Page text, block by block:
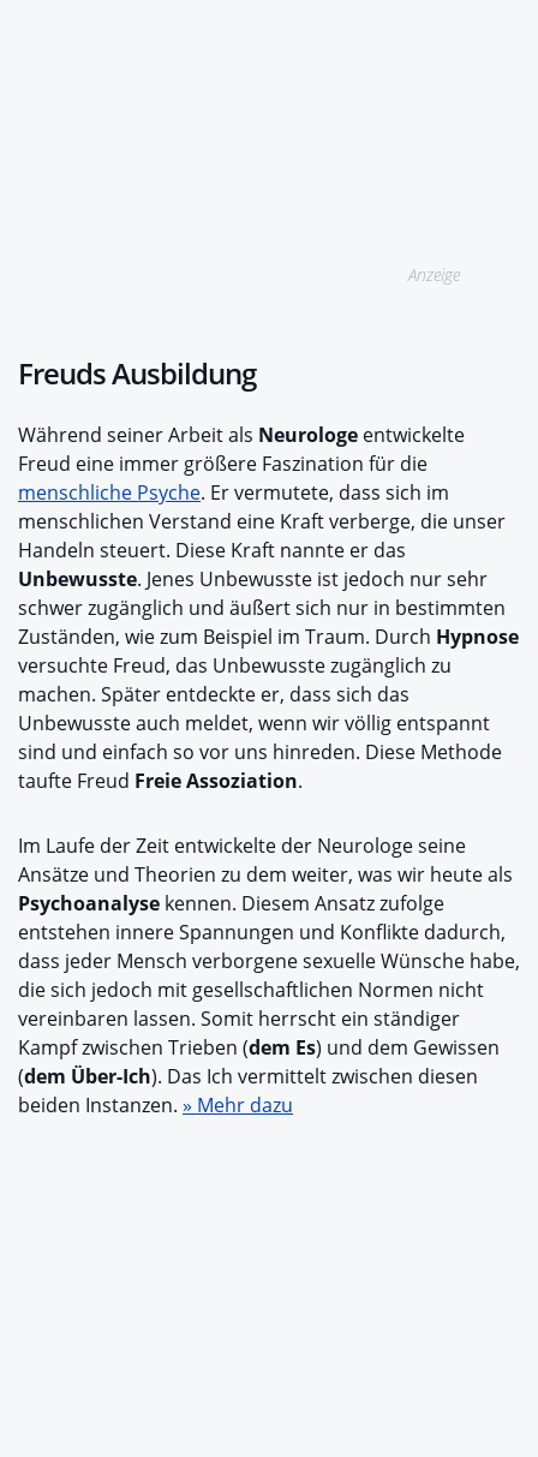
Anzeige
Freuds Ausbildung
Während seiner Arbeit als Neurologe entwickelte
Freud eine immer größere Faszination für die
menschliche Psyche. Er vermutete, dass sich im
menschlichen Verstand eine Kraft verberge, die unser
Handeln steuert. Diese Kraft nannte er das
Unbewusste. Jenes Unbewusste ist jedoch nur sehr
schwer zugänglich und äußert sich nur in bestimmten
Zuständen, wie zum Beispiel im Traum. Durch Hypnose
versuchte Freud, das Unbewusste zugänglich zu
machen. Später entdeckte er, dass sich das
Unbewusste auch meldet, wenn wir völlig entspannt
sind und einfach so vor uns hinreden. Diese Methode
taufte Freud Freie Assoziation.
Im Laufe der Zeit entwickelte der Neurologe seine
Ansätze und Theorien zu dem weiter, was wir heute als
Psychoanalyse kennen. Diesem Ansatz zufolge
entstehen innere Spannungen und Konflikte dadurch,
dass jeder Mensch verborgene sexuelle Wünsche habe,
die sich jedoch mit gesellschaftlichen Normen nicht
vereinbaren lassen. Somit herrscht ein ständiger
Kampf zwischen Trieben (dem Es) und dem Gewissen
(dem Über-Ich). Das Ich vermittelt zwischen diesen
beiden Instanzen. » Mehr dazu